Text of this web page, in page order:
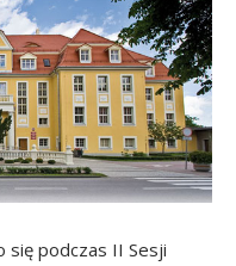
się podczas II Sesji